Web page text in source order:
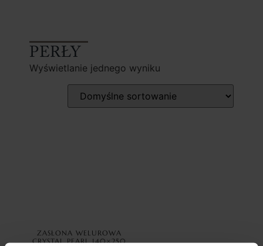
PERŁY
Wyświetlanie jednego wyniku
ZASŁONA WELUROWA
CRYSTAL PEARL 140×250